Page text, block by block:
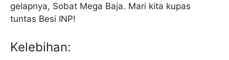
gelapnya, Sobat Mega Baja. Mari kita kupas
tuntas Besi INP!
Kelebihan: